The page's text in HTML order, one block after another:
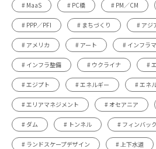
# MaaS # PC橋 # PM／CM
# PPP／PFI # まちづくり # アジ
# アメリカ # アート # インフラ
# インフラ整備 # ウクライナ #
# エジプト # エネルギー # エネ
# エリアマネジメント # オセアニア
# ダム # トンネル # フィンバッ
# ランドスケープデザイン # 上下水道